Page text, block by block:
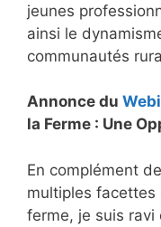
jeunes
ainsi le
communautés
Annonce du
la Ferme : Une
En complément
multiples facettes
ferme, je suis ravi